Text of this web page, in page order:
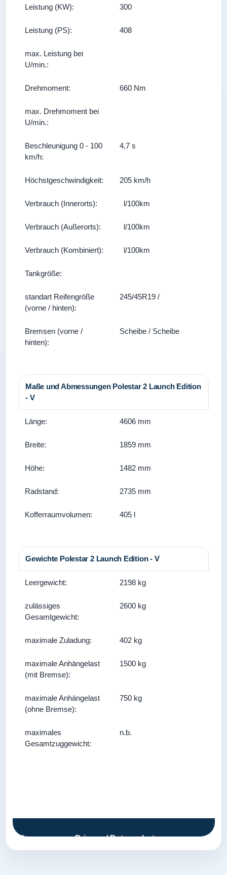
Leistung (KW): 300
Leistung (PS): 408
max. Leistung bei
U/min.:
Drehmoment: 660 Nm
max. Drehmoment bei
U/min.:
Beschleunigung 0 - 100
km/h:
4,7 s
Höchstgeschwindigkeit: 205 km/h
Verbrauch (Innerorts): l/100km
Verbrauch (Außerorts): l/100km
Verbrauch (Kombiniert): l/100km
Tankgröße:
standart Reifengröße
(vorne / hinten):
245/45R19 /
Bremsen (vorne /
hinten):
Scheibe / Scheibe
Maße und Abmessungen Polestar 2 Launch Edition
- V
Länge: 4606 mm
Breite: 1859 mm
Höhe: 1482 mm
Radstand: 2735 mm
Kofferraumvolumen: 405 l
Gewichte Polestar 2 Launch Edition - V
Leergewicht: 2198 kg
zulässiges
Gesamtgewicht:
2600 kg
maximale Zuladung: 402 kg
maximale Anhängelast
(mit Bremse):
1500 kg
maximale Anhängelast
(ohne Bremse):
750 kg
maximales
Gesamtzuggewicht:
n.b.
Impressum Privacy / Datenschutz